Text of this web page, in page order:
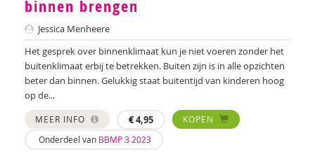
Ester van den Boog
Caroline Boudry
Shirine Bousaid
Miranda Bron
Helma Brouwers
Marieke Bruil
binnen brengen
Jessica Menheere
Het gesprek over binnenklimaat kun je niet voeren zonder het
buitenklimaat erbij te betrekken. Buiten zijn is in alle opzichten
beter dan binnen. Gelukkig staat buitentijd van kinderen hoog
op de...
MEER INFO €4,95
KOPEN
Onderdeel van BBMP 3 2023